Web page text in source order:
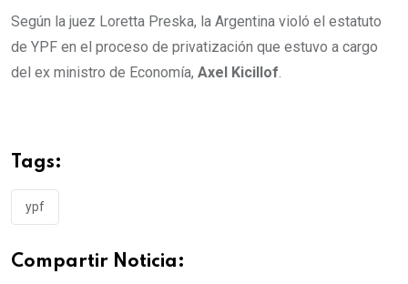
Según la juez Loretta Preska, la Argentina violó el estatuto
de YPF en el proceso de privatización que estuvo a cargo
del ex ministro de Economía, Axel Kicillof
Tags:
ypf
Compartir Noticia: